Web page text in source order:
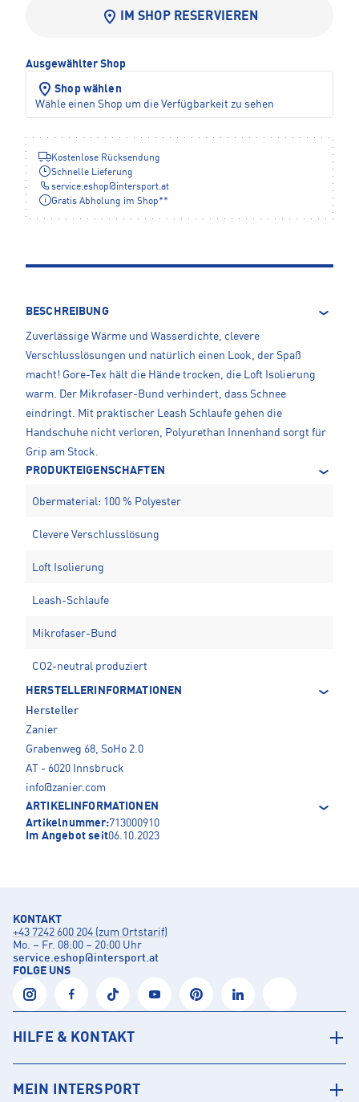
IM SHOP RESERVIEREN
Ausgewählter Shop
Shop wählen
Wähle einen Shop um die Verfügbarkeit zu sehen
Kostenlose Rücksendung
Schnelle Lieferung
service.eshop@intersport.at
Gratis Abholung im Shop**
BESCHREIBUNG
Zuverlässige Wärme und Wasserdichte, clevere
Verschlusslösungen und natürlich einen Look, der Spaß
macht! Gore-Tex hält die Hände trocken, die Loft Isolierung
warm. Der Mikrofaser-Bund verhindert, dass Schnee
eindringt. Mit praktischer Leash Schlaufe gehen die
Handschuhe nicht verloren, Polyurethan Innenhand sorgt für
Grip am Stock.
PRODUKTEIGENSCHAFTEN
Obermaterial: 100 % Polyester
Clevere Verschlusslösung
Loft Isolierung
Leash-Schlaufe
Mikrofaser-Bund
CO2-neutral produziert
HERSTELLERINFORMATIONEN
Hersteller
Zanier
Grabenweg 68, SoHo 2.0
AT - 6020 Innsbruck
info@zanier.com
ARTIKELINFORMATIONEN
Artikelnummer:713000910
Im Angebot seit06.10.2023
KONTAKT
+43 7242 600 204 (zum Ortstarif)
Mo. – Fr. 08:00 – 20:00 Uhr
service.eshop@intersport.at
FOLGE UNS
HILFE & KONTAKT
MEIN INTERSPORT